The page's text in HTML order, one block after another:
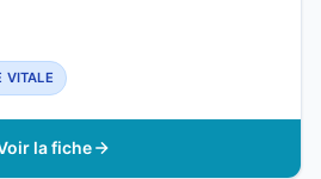
VITALE
la fiche